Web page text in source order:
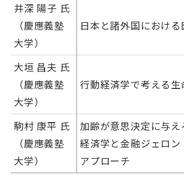
井深 陽子 氏
（慶應義塾
大学）
日本と諸外国におけ
大垣 昌夫 氏
（慶應義塾
大学）
行動経済学で考える生
駒村 康平 氏
（慶應義塾
大学）
加齢が意思決定に与
経済学と金融ジェロ
アプローチ